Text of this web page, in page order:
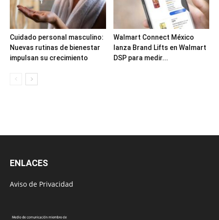
Cuidado personal masculino:
Nuevas rutinas de bienestar
impulsan su crecimiento
Walmart Connect México
lanza Brand Lifts en Walmart
DSP para medir...
ENLACES
Aviso de Privacidad